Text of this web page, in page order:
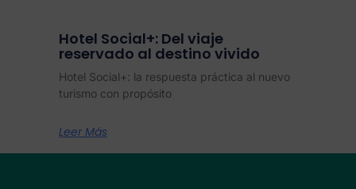
Hotel Social+: Del viaje
reservado al destino vivido
Hotel Social+: la respuesta práctica al nuevo
turismo con propósito
Leer Más